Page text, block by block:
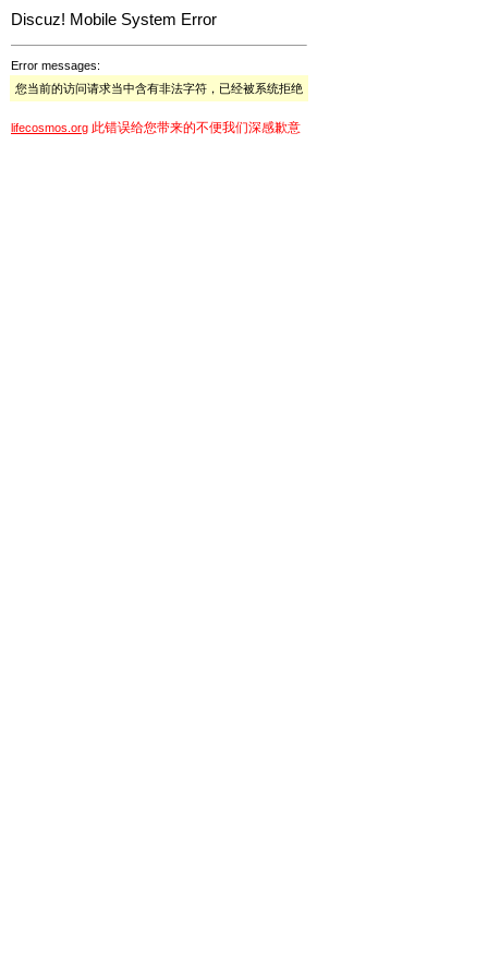
Discuz! Mobile System Error
Error messages:
您当前的访问请求当中含有非法字符，已经被系统拒绝
lifecosmos.org 此错误给您带来的不便我们深感歉意